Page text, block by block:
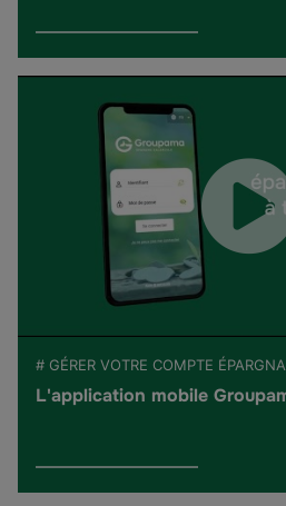
# GÉRER VOTRE COMPTE
L'application mobile